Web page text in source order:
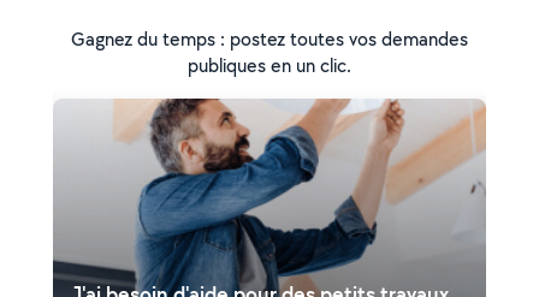
Gagnez du temps : postez toutes vos demandes
publiques en un clic.